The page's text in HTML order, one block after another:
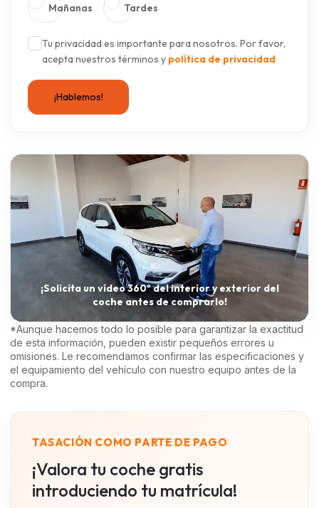
Mañanas Tardes
Tu privacidad es importante para nosotros. Por favor,
acepta nuestros términos y política de privacidad
¡Solicita un vídeo 360º del interior y exterior del
coche antes de comprarlo!
*Aunque hacemos todo lo posible para garantizar la exactitud
de esta información, pueden existir pequeños errores u
omisiones. Le recomendamos confirmar las especificaciones y
el equipamiento del vehículo con nuestro equipo antes de la
compra.
TASACIÓN COMO PARTE DE PAGO
¡Valora tu coche gratis
introduciendo tu matrícula!